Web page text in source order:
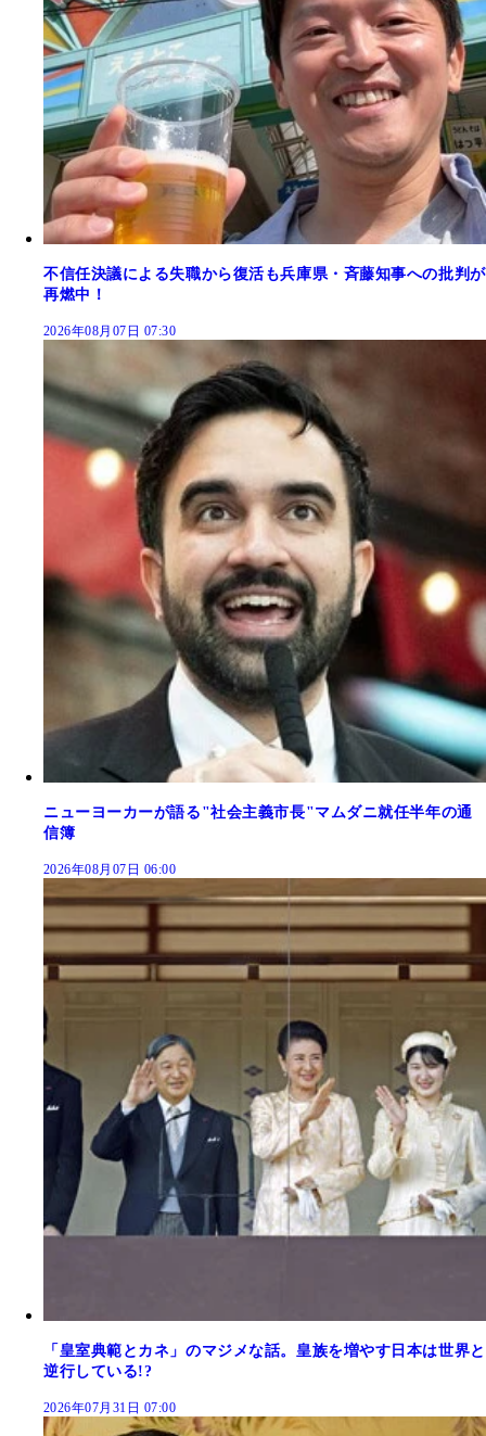
不信任決議による失職から復活も兵庫県・斉藤知事への批判が
再燃中！
2026年08月07日 07:30
ニューヨーカーが語る"社会主義市長"マムダニ就任半年の通
信簿
2026年08月07日 06:00
「皇室典範とカネ」のマジメな話。皇族を増やす日本は世界と
逆行している!?
2026年07月31日 07:00